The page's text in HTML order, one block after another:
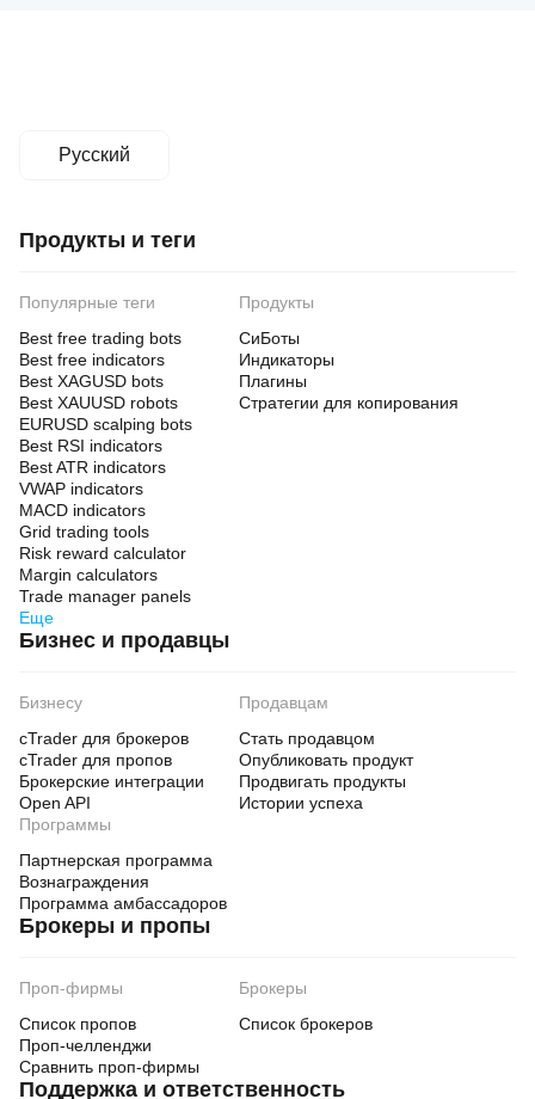
Risk Management:
• Basket SL %: -1.5%
Session Filters:
• Asia Session: Enabled
• London Session: Enabled
• NY Session: Enabled
Weekly Bias System:
• Use Weekly Bias: Yes
• Bias Fast EMA: 20
• Bias Slow EMA: 50
• Bias ADX Strong: 30.0
• Bias ATR Lookback: 20
• Bias BB Period: 20
• Bias BB StdDev: 2.0
• Bias BB Lookback: 20
• Bias Compression Mult: 0.8
• Bias Slope Lookback: 5
These parameters have been EXTENSIVELY tested
and
Русский
Продукты и теги
Популярные теги
Best free trading bots
Best free indicators
Best XAGUSD bots
Best XAUUSD robots
EURUSD scalping bots
Best RSI indicators
Best ATR indicators
VWAP indicators
MACD indicators
Grid trading tools
Risk reward calculator
Margin calculators
Trade manager panels
Еще
Продукты
СиБоты
Индикаторы
Плагины
Стратегии для копирования
Бизнес и продавцы
Бизнесу
cTrader для брокеров
cTrader для пропов
Брокерские интеграции
Open API
Продавцам
Стать продавцом
Опубликовать продукт
Продвигать продукты
Истории успеха
Программы
Партнерская программа
Вознаграждения
Программа амбассадоров
Брокеры и пропы
Проп-фирмы
Список пропов
Проп-челленджи
Сравнить проп-фирмы
Брокеры
Список брокеров
Поддержка и ответственность